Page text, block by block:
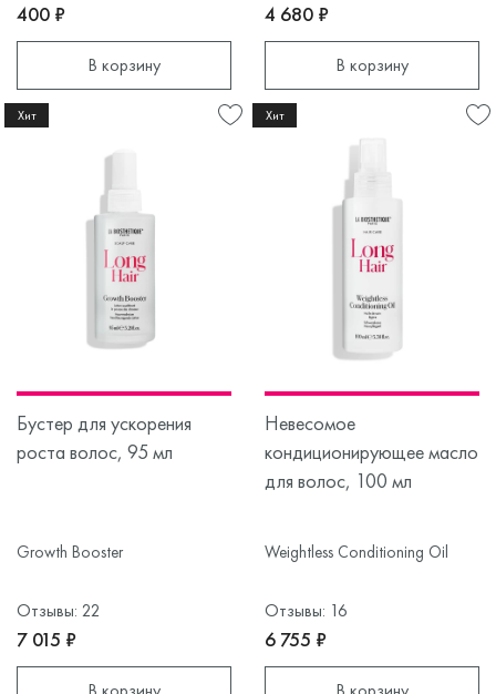
400 ₽
В корзину
4 680 ₽
В корзину
Хит
Бустер для ускорения
роста волос, 95 мл
Growth Booster
Отзывы: 22
7 015 ₽
Хит
Невесомое
кондиционирующее масло
для волос, 100 мл
Weightless Conditioning Oil
Отзывы: 16
6 755 ₽